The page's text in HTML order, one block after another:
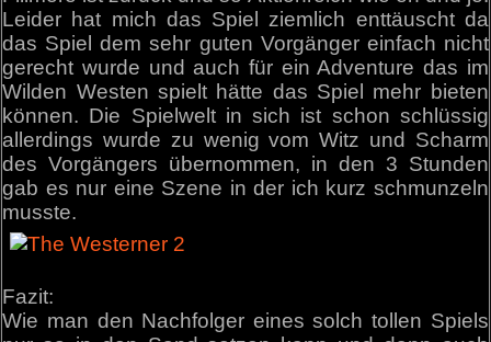
Leider hat mich das Spiel ziemlich enttäuscht da
das Spiel dem sehr guten Vorgänger einfach nicht
gerecht wurde und auch für ein Adventure das im
Wilden Westen spielt hätte das Spiel mehr bieten
können. Die Spielwelt in sich ist schon schlüssig
allerdings wurde zu wenig vom Witz und Scharm
des Vorgängers übernommen, in den 3 Stunden
gab es nur eine Szene in der ich kurz schmunzeln
musste.
Fazit:
Wie man den Nachfolger eines solch tollen Spiels